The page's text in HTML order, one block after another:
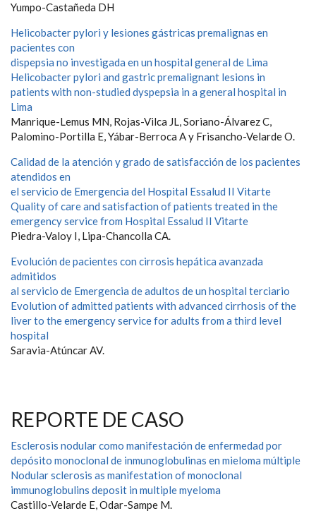
Yumpo-Castañeda DH
Helicobacter pylori y lesiones gástricas premalignas en
pacientes con
dispepsia no investigada en un hospital general de Lima
Helicobacter pylori and gastric premalignant lesions in
patients with non-studied dyspepsia in a general hospital in
Lima
Manrique-Lemus MN, Rojas-Vilca JL, Soriano-Álvarez C,
Palomino-Portilla E, Yábar-Berroca A y Frisancho-Velarde O.
Calidad de la atención y grado de satisfacción de los pacientes
atendidos en
el servicio de Emergencia del Hospital Essalud II Vitarte
Quality of care and satisfaction of patients treated in the
emergency service from Hospital Essalud II Vitarte
Piedra-Valoy I, Lipa-Chancolla CA.
Evolución de pacientes con cirrosis hepática avanzada
admitidos
al servicio de Emergencia de adultos de un hospital terciario
Evolution of admitted patients with advanced cirrhosis of the
liver to the emergency service for adults from a third level
hospital
Saravia-Atúncar AV.
REPORTE DE CASO
Esclerosis nodular como manifestación de enfermedad por
depósito monoclonal de inmunoglobulinas en mieloma múltiple
Nodular sclerosis as manifestation of monoclonal
immunoglobulins deposit in multiple myeloma
Castillo-Velarde E, Odar-Sampe M.